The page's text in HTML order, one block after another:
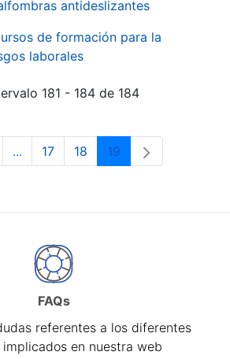
antideslizantes
de formación para la
laborales
181 - 184 de 184
...Páginas intermedias Use TAB para
Página
17 Página
18 Página
19
FAQs
referentes a los diferentes
implicados en nuestra web